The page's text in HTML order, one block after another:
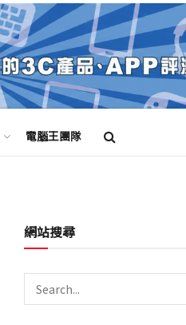
電腦王團隊
網站搜尋